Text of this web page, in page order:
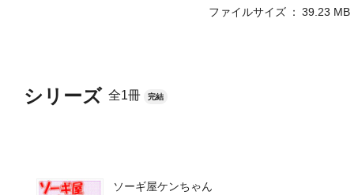
シリーズ 全1冊 完結
ソーギ屋ケンちゃん
ファイルサイズ
39.23 MB